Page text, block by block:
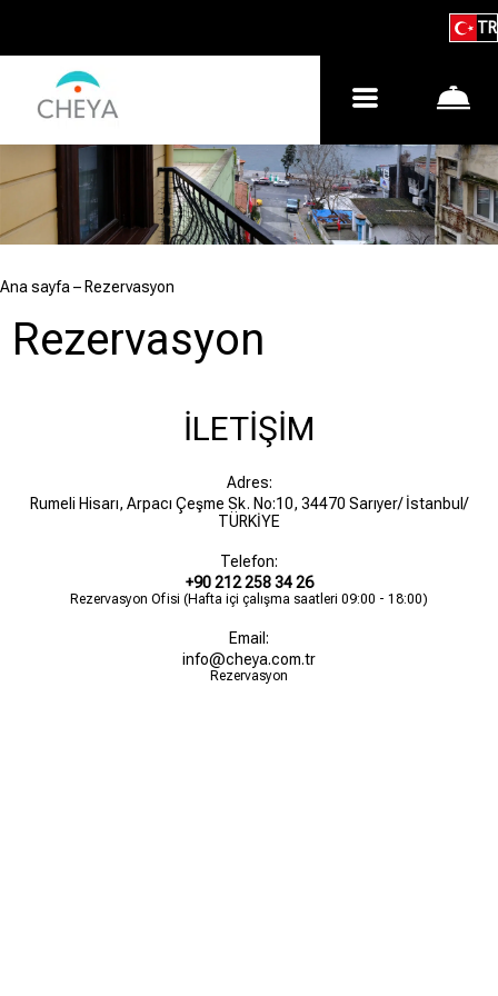
TR
Ana sayfa – Rezervasyon
Rezervasyon
İLETİŞİM
Adres:
Rumeli Hisarı, Arpacı Çeşme Sk. No:10, 34470 Sarıyer/ İstanbul/
TÜRKİYE
Telefon:
+90 212 258 34 26
Rezervasyon Ofisi (Hafta içi çalışma saatleri 09:00 - 18:00)
Email:
info@cheya.com.tr
Rezervasyon